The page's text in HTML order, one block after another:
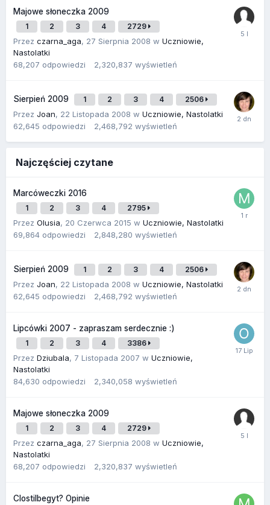
Majowe słoneczka 2009
1 2 3 4 2729
Przez czarna_aga, 27 Sierpnia 2008 w Uczniowie,
Nastolatki
68,207 odpowiedzi 2,320,837 wyświetleń
Sierpień 2009 1 2 3 4 2506
Przez Joan, 22 Listopada 2008 w Uczniowie, Nastolatki
62,645 odpowiedzi 2,468,792 wyświetleń
Najczęściej czytane
Marcóweczki 2016
1 2 3 4 2795
Przez Olusia, 20 Czerwca 2015 w Uczniowie, Nastolatki
69,864 odpowiedzi 2,848,280 wyświetleń
Sierpień 2009 1 2 3 4 2506
Przez Joan, 22 Listopada 2008 w Uczniowie, Nastolatki
62,645 odpowiedzi 2,468,792 wyświetleń
Lipcówki 2007 - zapraszam serdecznie :)
1 2 3 4 3386
Przez Dziubala, 7 Listopada 2007 w Uczniowie,
Nastolatki
84,630 odpowiedzi 2,340,058 wyświetleń
Majowe słoneczka 2009
1 2 3 4 2729
Przez czarna_aga, 27 Sierpnia 2008 w Uczniowie,
Nastolatki
68,207 odpowiedzi 2,320,837 wyświetleń
Clostilbegyt? Opinie